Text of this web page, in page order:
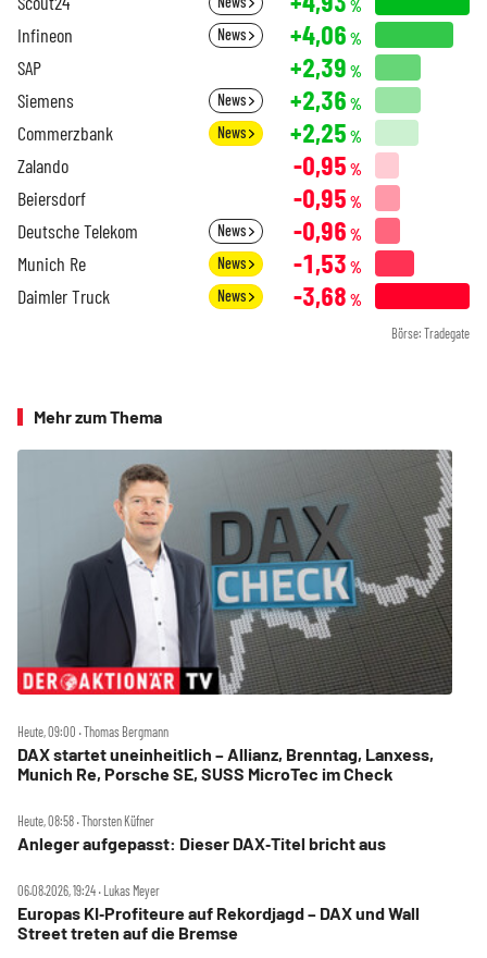
%
Infineon News +4,06 %
SAP +2,39 %
Siemens News +2,36 %
Commerzbank News +2,25 %
Zalando -0,95 %
Beiersdorf -0,95 %
Deutsche Telekom News -0,96 %
Munich Re News -1,53 %
Daimler Truck News -3,68 %
Börse: Tradegate
Mehr zum Thema
Heute, 09:00 ‧ Thomas Bergmann
DAX startet uneinheitlich – Allianz, Brenntag, Lanxess,
Munich Re, Porsche SE, SUSS MicroTec im Check
Heute, 08:58 ‧ Thorsten Küfner
Anleger aufgepasst: Dieser DAX‑Titel bricht aus
06.08.2026, 19:24 ‧ Lukas Meyer
Europas KI‑Profiteure auf Rekordjagd – DAX und Wall
Street treten auf die Bremse